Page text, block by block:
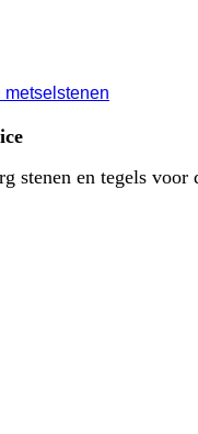
metselstenen
stenen en tegels